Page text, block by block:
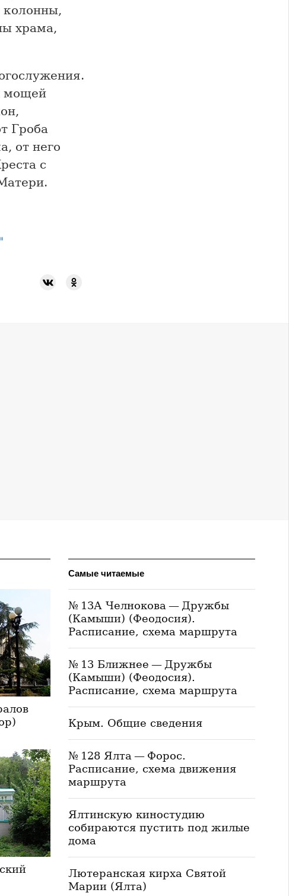
колонны,
храма,
мощей
Гроба
от него
с
Самые читаемые
№ 13А Челнокова — Дружбы
(Камыши) (Феодосия).
Расписание, схема маршрута
№ 13 Ближнее — Дружбы
(Камыши) (Феодосия).
Расписание, схема маршрута
Крым. Общие сведения
№ 128 Ялта — Форос.
Расписание, схема движения
маршрута
Ялтинскую киностудию
собираются пустить под жилые
дома
Лютеранская кирха Святой
Марии (Ялта)